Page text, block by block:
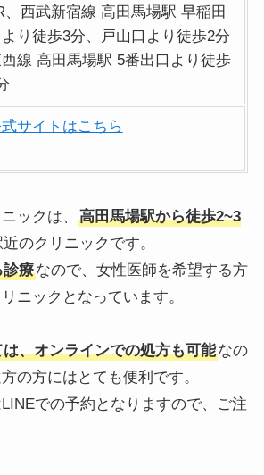
、西武新宿線 高田馬場駅 早稲田
り徒歩3分、戸山口より徒歩2分
線 高田馬場駅 5番出口より徒歩
サイトはこちら
ックは、
高田馬場駅から徒歩2~3
のクリニックです。
診療なので、女性医師を希望する方
ニックとなっています。
、オンラインでの処方も可能なの
の方にはとても便利です。
での予約となりますので、ご注